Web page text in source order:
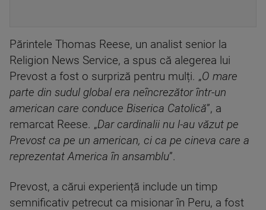
Părintele Thomas Reese, un analist senior la
Religion News Service, a spus că alegerea lui
Prevost a fost o surpriză pentru mulți. „O mare
parte din sudul global era neîncrezător într-un
american care conduce Biserica Catolică”, a
remarcat Reese. „Dar cardinalii nu l-au văzut pe
Prevost ca pe un american, ci ca pe cineva care a
reprezentat America în ansamblu”.
Prevost, a cărui experiență include un timp
semnificativ petrecut ca misionar în Peru, a fost